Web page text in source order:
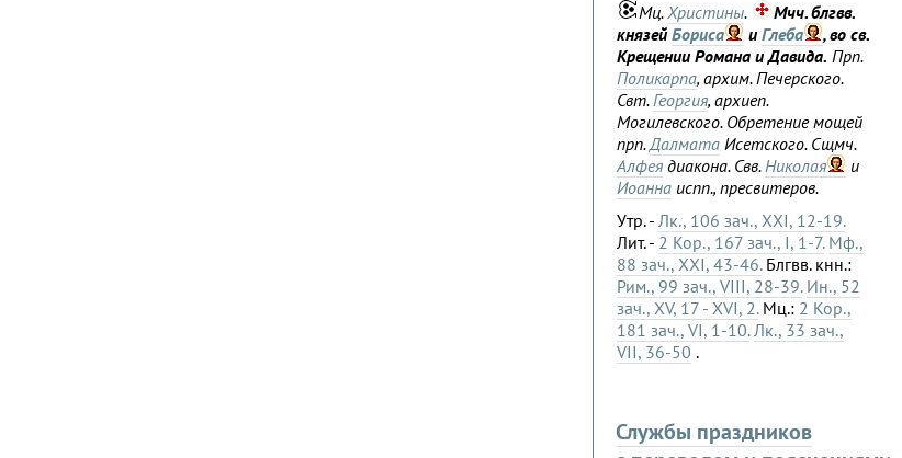
Мц.Христины.
Мчч. блгвв.
князейБориса иГлеба
, во св.
Крещении Романа и Давида. Прп.
Поликарпа, архим. Печерского.
Свт.Георгия, архиеп.
Могилевского. Обретение мощей
прп.Далмата Исетского. Сщмч.
Алфея диакона. Свв.Николая
и
Иоанна испп., пресвитеров.
Утр. - Лк., 106 зач., XXI, 12-19.
Лит. - 2 Кор., 167 зач., I, 1-7. Мф.,
88 зач., XXI, 43-46.Блгвв. кнн.:
Рим., 99 зач., VIII, 28-39. Ин., 52
зач., XV, 17 - XVI, 2.Мц.: 2 Кор.,
181 зач., VI, 1-10. Лк., 33 зач.,
VII, 36-50 .
Службы праздников